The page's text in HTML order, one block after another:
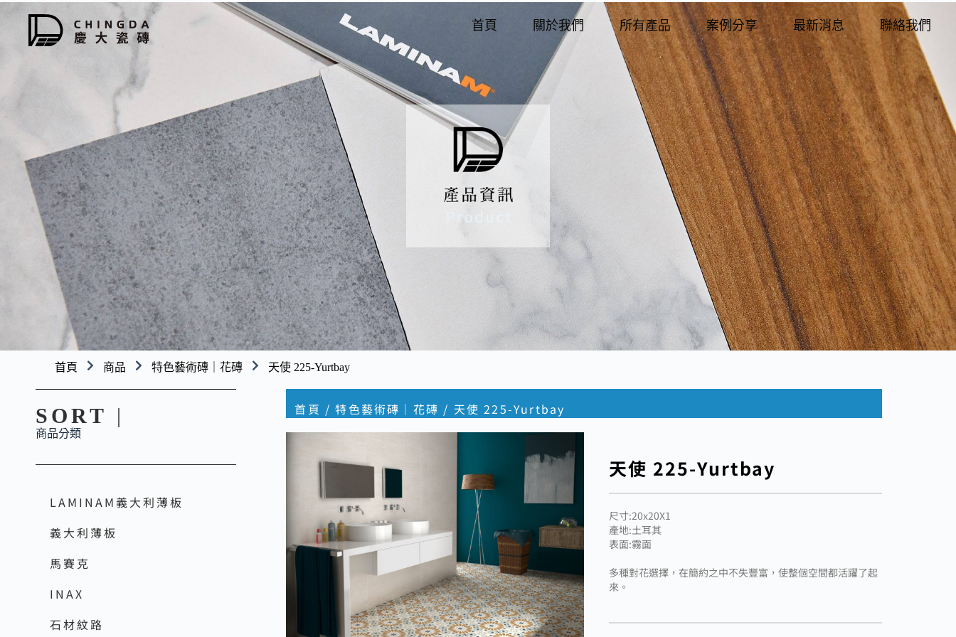
首頁 關於我們 所有產品 案例分享 最新消息 聯絡我們
首頁 商品 特色藝術磚｜花磚 天使 225-Yurtbay
SORT |
商品分類
LAMINAM義大利薄板
義大利薄板
馬賽克
INAX
石材紋路
首頁 /特色藝術磚｜花磚 / 天使 225-Yurtbay
天使 225-Yurtbay
尺寸:20x20X1
產地:土耳其
表面:霧面
多種對花選擇，在簡約之中不失豐富，使整個空間都活躍了起
來。